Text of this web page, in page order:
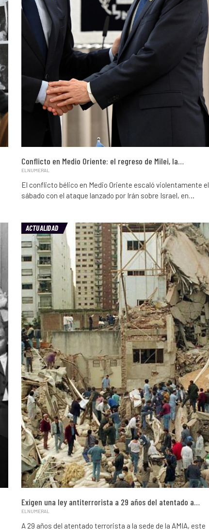
Conflicto en Medio Oriente: el regreso de Milei, la…
ELNUMERAL
El conflicto bélico en Medio Oriente escaló violentamente el
sábado con el ataque lanzado por Irán sobre Israel, en…
ACTUALIDAD
Exigen una ley antiterrorista a 29 años del atentado a…
ELNUMERAL
A 29 años del atentado terrorista a la sede de la AMIA, este